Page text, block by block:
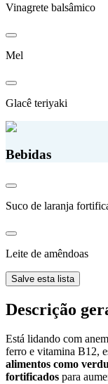
Vinagrete balsâmico
Mel
Glacê teriyaki
Bebidas
Suco de laranja
Leite de amêndoas
Salve esta lista
Descrição
Está lidando com
ferro e vitamina B12,
alimentos como
fortificados para